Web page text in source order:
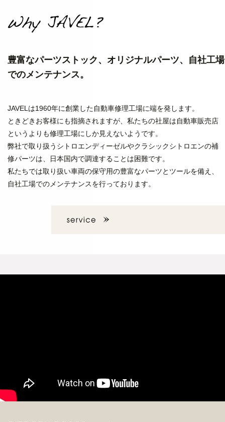
豊富なパーツストック、オリジナルパーツ、自社工場
でのメンテナンス。
JAVELは1960年に創業した自動車修理工場に端を発します。
ときどきお客様にも指摘されますが、私たちの社屋は自動車販売店
というよりも修理工場にしか見えないようです。
弊社で取り扱うシトロエンディーゼルやクラシックシトロエンの補
修パーツは、日本国内で調達することは困難です。
私たちでは取り扱い車両の保守用の豊富なパーツとツールを備え、
自社工場でのメンテナンスを行っております。